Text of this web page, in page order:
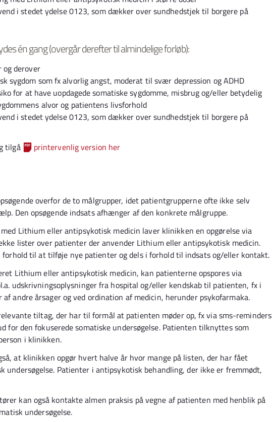
i stedet ydelse 0123, som dækker over sundhedstjek til borgere på
én gang (overgår derefter til almindelige forløb):
derover
sygdom som fx alvorlig angst, moderat til svær depression og ADHD
for at have uopdagede somatiske sygdomme, misbrug og/eller betydelig
alvor og patientens livsforhold
i stedet ydelse 0123, som dækker over sundhedstjek til borgere på
tilgå
printervenlig version her
overfor de to målgrupper, idet patientgrupperne ofte ikke selv
Den opsøgende indsats afhænger af den konkrete målgruppe.
Lithium eller antipsykotisk medicin laver klinikken en opgørelse via
lister over patienter der anvender Lithium eller antipsykotisk medicin.
forhold til at tilføje nye patienter og dels i forhold til indsats og/eller kontakt.
Lithium eller antipsykotisk medicin, kan patienterne opspores via
udskrivningsoplysninger fra hospital og/eller kendskab til patienten, fx i
andre årsager og ved ordination af medicin, herunder psykofarmaka.
tiltag, der har til formål at patienten møder op, fx via sms-reminders
for den fokuserede somatiske undersøgelse. Patienten tilknyttes som
i klinikken.
at klinikken opgør hvert halve år hvor mange på listen, der har fået
undersøgelse. Patienter i antipsykotisk behandling, der ikke er fremmødt,
kan også kontakte almen praksis på vegne af patienten med henblik på
undersøgelse.